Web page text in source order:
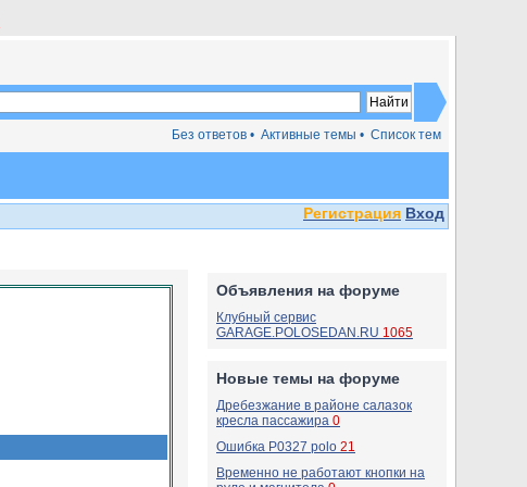
Список тем
Активные темы •
Без ответов •
Регистрация Вход
Объявления на форуме
Клубный сервис
GARAGE.POLOSEDAN.RU 1065
Новые темы на форуме
Дребезжание в районе салазок
кресла пассажира 0
Ошибка P0327 polo 21
Временно не работают кнопки на